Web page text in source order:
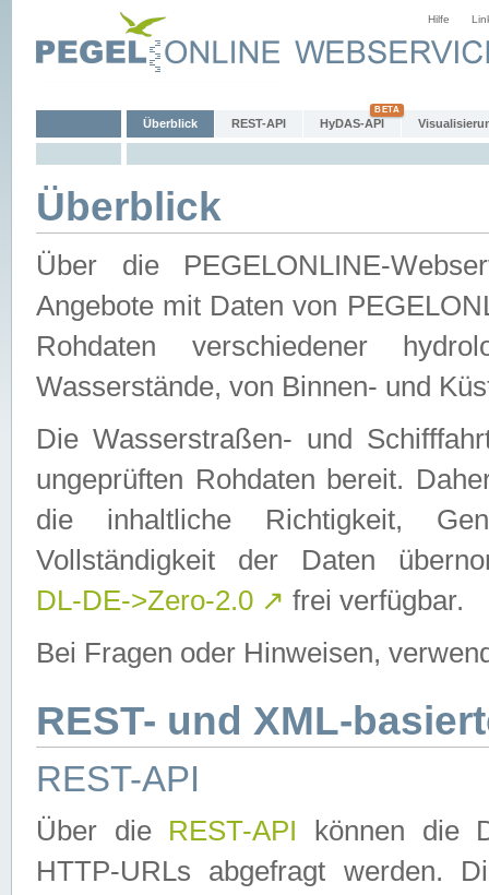
Hilfe
Überblick REST-API HyDAS-API
Überblick
Über die PEGELONLINE-
Angebote mit Daten von
Rohdaten verschiedener
Wasserstände, von Binnen- und
Die Wasserstraßen- und
ungeprüften Rohdaten bereit.
die inhaltliche Richtigkeit,
Vollständigkeit der Daten
DL-DE->Zero-2.0 ↗ frei verfügbar.
Bei Fragen oder Hinweisen,
REST- und XML-
REST-API
Über die REST-API können die
HTTP-URLs abgefragt werden.